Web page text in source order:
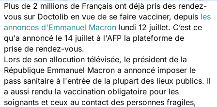
Plus de 2 millions de Français ont déjà pris des rendez-
vous sur Doctolib en vue de se faire vacciner, depuis les
annonces d'Emmanuel Macron lundi 12 juillet. C’est ce
qu'a annoncé le 14 juillet à l'AFP la plateforme de
prise de rendez-vous.
Lors de son allocution télévisée, le président de la
République Emmanuel Macron a annoncé imposer le
pass sanitaire à l'entrée de la plupart des lieux publics. Il
a aussi rendu la vaccination obligatoire pour les
soignants et ceux au contact des personnes fragiles,